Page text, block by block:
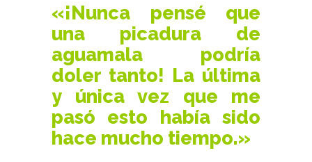
«¡Nunca pensé que
una picadura de
aguamala podría
doler tanto! La última
y única vez que me
pasó esto había sido
hace mucho tiempo.»